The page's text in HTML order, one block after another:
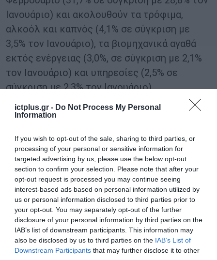
ictplus.gr - Do Not Process My Personal
Information
If you wish to opt-out of the sale, sharing to third parties, or
processing of your personal or sensitive information for
targeted advertising by us, please use the below opt-out
section to confirm your selection. Please note that after your
opt-out request is processed you may continue seeing
interest-based ads based on personal information utilized by
us or personal information disclosed to third parties prior to
your opt-out. You may separately opt-out of the further
disclosure of your personal information by third parties on the
IAB’s list of downstream participants. This information may
also be disclosed by us to third parties on the IAB’s List of
Downstream Participants that may further disclose it to other
Ιανουάριο) και ακολουθούν τα τρόφιμα,
αλκοόλ και καπνός (4,1% σε σύγκριση με
3,5% τον Ιανουάριο), τα βιομηχανικά αγαθά
εκτός ενέργειας (3,0%, σε σύγκριση με 2,1%
τον Ιανουάριο) και υπηρεσίες (2,5% σε
σύγκριση με 2,3% τον Ιανουάριο).
Με τις τιμές της ενέργειας να έχουν
ρωσικής εισβολής στην Ουκρανία, οι
πληθωριστικές πιέσεις αναμένεται να
ενταθούν τους επόμενους μήνες, όπως
εκτιμούν οι αναλυτές.
Ο δομικός πληθωρισμός, που δεν
περιλαμβάνει την ενέργεια, τα τρόφιμα και
τον καπνό, ενισχύθηκε στο 2,7% τον
Φεβρουάριο από 2,3% τον Ιανουάριο,